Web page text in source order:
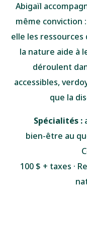
Abigaïl
même conviction
elle les
la nature aide à
déroulent
accessibles,
que la
Spécialités :
bien-être au
100 $ + taxes ·